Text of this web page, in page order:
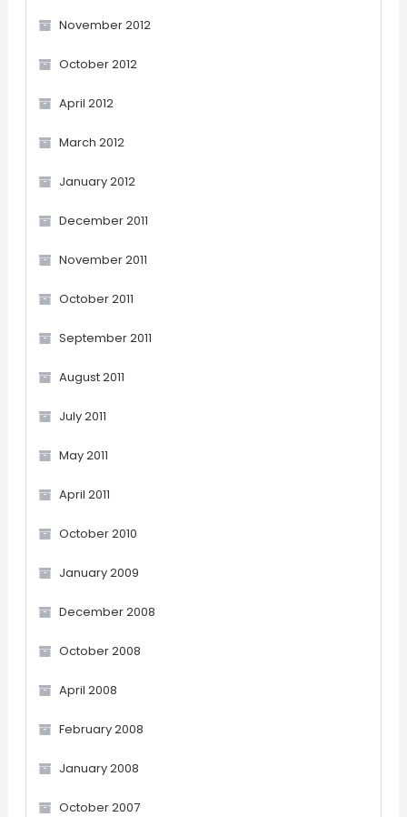
November 2012
October 2012
April 2012
March 2012
January 2012
December 2011
November 2011
October 2011
September 2011
August 2011
July 2011
May 2011
April 2011
October 2010
January 2009
December 2008
October 2008
April 2008
February 2008
January 2008
October 2007